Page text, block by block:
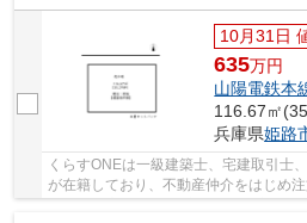
10月31日
635万円
山陽電鉄本
116.67㎡
兵庫県姫路
くらすONEは一級建築士、宅建取引士
が在籍しており、不動産仲介をはじめ
ているお店です♪姫路市・たつの市周辺